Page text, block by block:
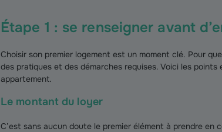
Étape 1 : se renseigner avant
Choisir son premier logement est un moment clé. Pour
des pratiques et des démarches requises. Voici les
appartement.
Le montant du loyer
C’est sans aucun doute le premier élément à prendre